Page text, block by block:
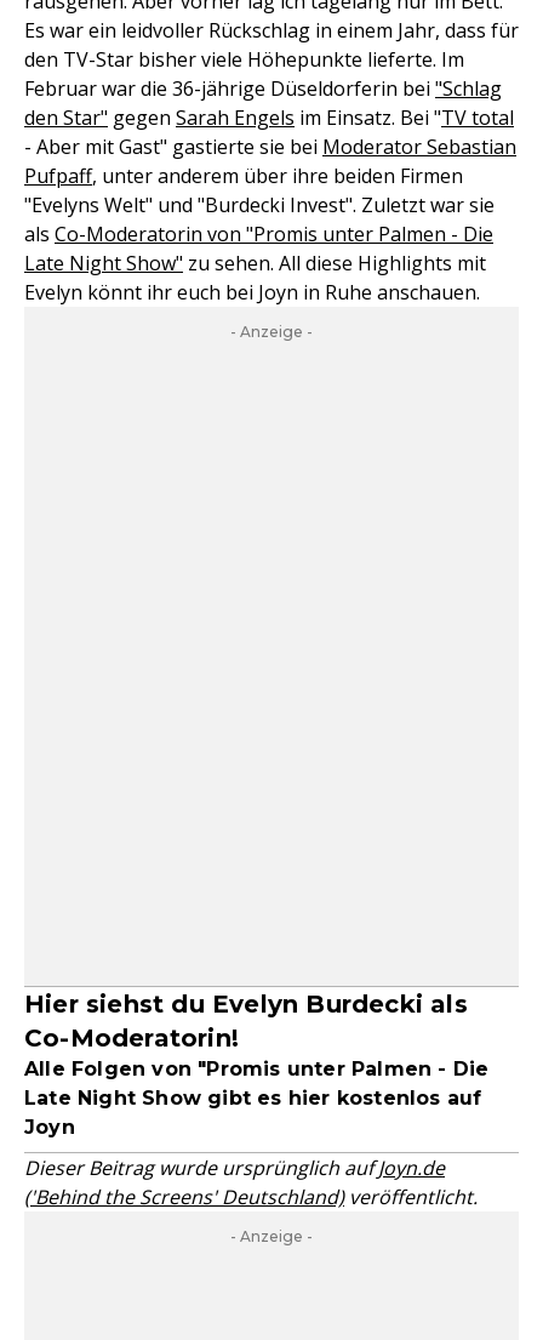
Es war ein leidvoller Rückschlag in einem Jahr, dass für
den TV-Star bisher viele Höhepunkte lieferte. Im
Februar war die 36-jährige Düseldorferin bei "Schlag
den Star" gegen Sarah Engels im Einsatz. Bei "TV total
- Aber mit Gast" gastierte sie bei Moderator Sebastian
Pufpaff, unter anderem über ihre beiden Firmen
"Evelyns Welt" und "Burdecki Invest". Zuletzt war sie
als Co-Moderatorin von "Promis unter Palmen - Die
Late Night Show" zu sehen. All diese Highlights mit
Evelyn könnt ihr euch bei Joyn in Ruhe anschauen.
- Anzeige -
Hier siehst du Evelyn Burdecki als
Co-Moderatorin!
Alle Folgen von "Promis unter Palmen - Die
Late Night Show gibt es hier kostenlos auf
Joyn
Dieser Beitrag wurde ursprünglich aufJoyn.de
('Behind the Screens' Deutschland)veröffentlicht.
- Anzeige -